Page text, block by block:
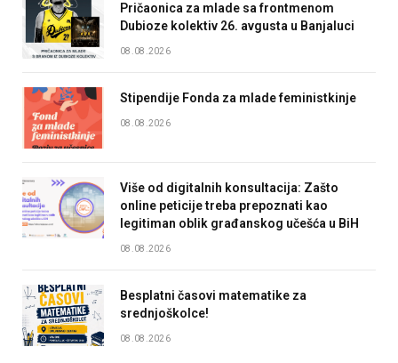
Pričaonica za mlade sa frontmenom
Dubioze kolektiv 26. avgusta u Banjaluci
08.08.2026
Stipendije Fonda za mlade feministkinje
08.08.2026
Više od digitalnih konsultacija: Zašto
online peticije treba prepoznati kao
legitiman oblik građanskog učešća u BiH
08.08.2026
Besplatni časovi matematike za
srednjoškolce!
08.08.2026